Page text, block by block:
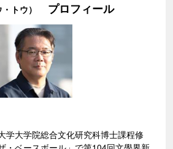
トウ） プロフィール
学大学院総合文化研究科博士課程修